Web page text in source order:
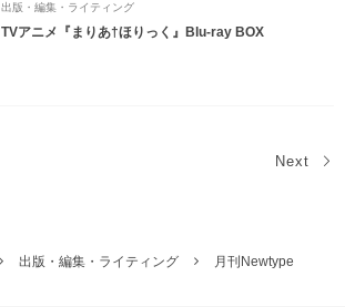
出版・編集・ライティング
TVアニメ『まりあ†ほりっく』Blu-ray BOX
Next
出版・編集・ライティング 月刊Newtype